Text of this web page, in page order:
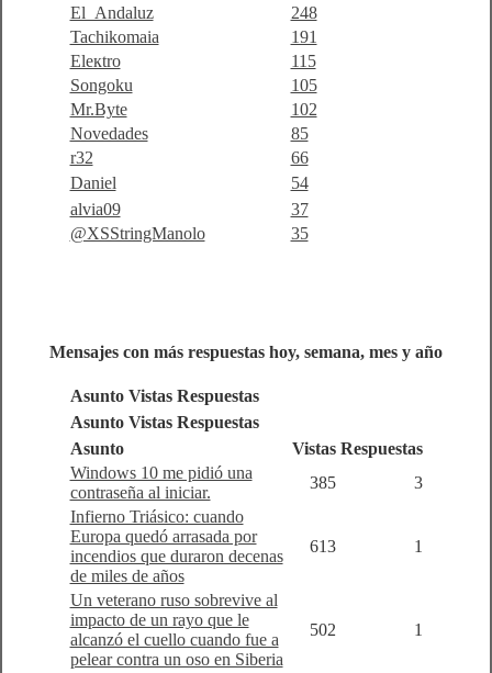
El_Andaluz
248
Tachikomaia
191
Eleкtro
115
Songoku
105
Mr.Byte
102
Novedades
85
r32
66
Danielㅤ
54
alvia09
37
@XSStringManolo
35
Mensajes con más respuestas hoy, semana, mes y año
Asunto Vistas Respuestas
Asunto Vistas Respuestas
Asunto
Vistas Respuestas
Windows 10 me pidió una
contraseña al iniciar.
385
3
Infierno Triásico: cuando
Europa quedó arrasada por
incendios que duraron decenas
de miles de años
613 1
Un veterano ruso sobrevive al
impacto de un rayo que le
alcanzó el cuello cuando fue a
pelear contra un oso en Siberia
502 1